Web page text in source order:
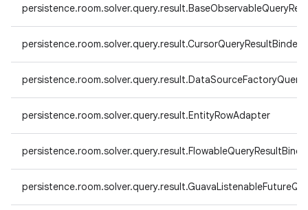
persistence.room.solver.query.result.CursorQueryResultBinder
persistence.room.solver.query.result.EntityRowAdapter